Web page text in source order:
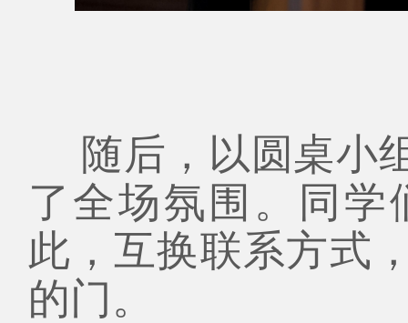
随后，以圆桌小
了全场氛围。同
此，互换联系方式
的门。